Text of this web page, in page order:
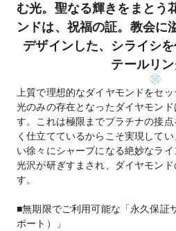
む光。聖なる輝きをまとう
ンドは、祝福の証。教会に
デザインした、シライシ
テールリン
上質で理想的なダイヤモンドをセ
光のみの存在となったダイヤモン
す。これは極限までプラチナの接
く仕立てているからこそ実現して
い徐々にシャープになる絶妙なラ
光沢が研ぎすまされ、ダイヤモン
す。
■無期限でご利用可能な「永久保証
ポート）」